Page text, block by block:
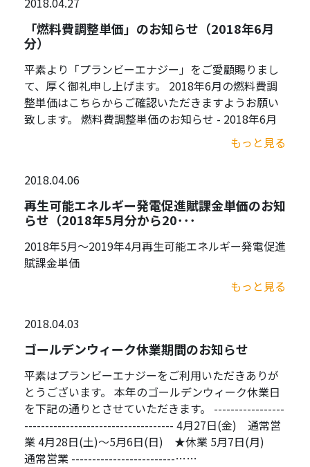
「燃料費調整単価」のお知らせ（2018年6月
分）
平素より「プランビーエナジー」をご愛顧賜りまし
て、厚く御礼申し上げます。 2018年6月の燃料費調
整単価はこちらからご確認いただきますようお願い
致します。 燃料費調整単価のお知らせ - 2018年6月
もっと見る
2018.04.06
再生可能エネルギー発電促進賦課金単価のお知
らせ（2018年5月分から20･･･
2018年5月～2019年4月再生可能エネルギー発電促進
賦課金単価
もっと見る
2018.04.03
ゴールデンウィーク休業期間のお知らせ
平素はプランビーエナジーをご利用いただきありが
とうございます。 本年のゴールデンウィーク休業日
を下記の通りとさせていただきます。 -----------------
------------------------------------ 4月27日(金) 通常営
業 4月28日(土)～5月6日(日) ★休業 5月7日(月)
通常営業 -------------------------……